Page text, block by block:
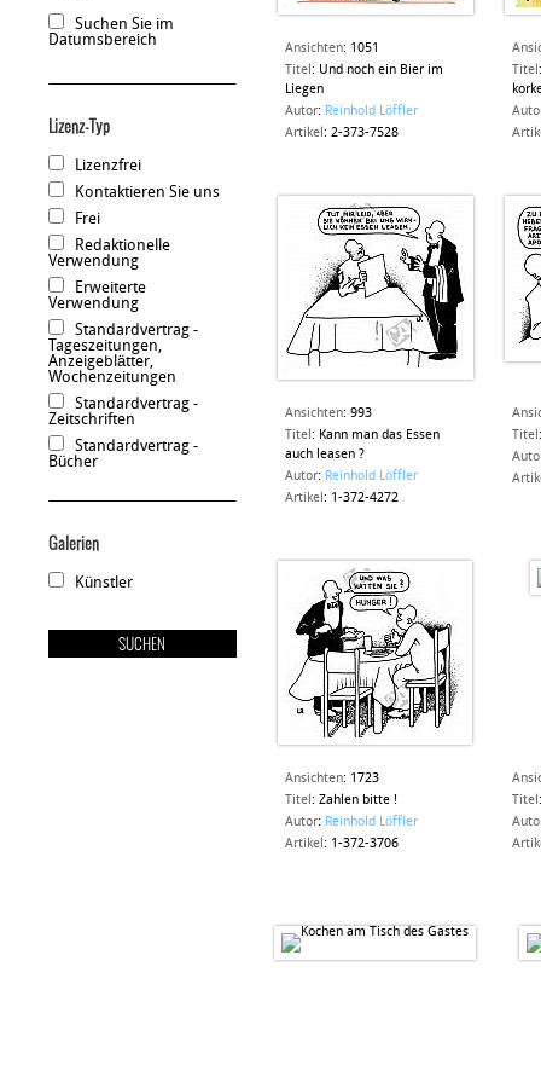
Suchen Sie im
Datumsbereich
Lizenz-Typ
Lizenzfrei
Kontaktieren Sie uns
Frei
Redaktionelle
Verwendung
Erweiterte
Verwendung
Standardvertrag -
Tageszeitungen,
Anzeigeblätter,
Wochenzeitungen
Standardvertrag -
Zeitschriften
Standardvertrag -
Bücher
Galerien
Künstler
Ansichten: 1051
Titel : Und noch ein Bier im
Liegen
Autor: Reinhold Löffler
Artikel : 2-373-7528
Titel
Ansichten: 993
Titel : Kann man das Essen
auch leasen ?
Autor: Reinhold Löffler
Artikel : 1-372-4272
Titel
Ansichten: 1723
Titel : Zahlen bitte !
Autor: Reinhold Löffler
Artikel : 1-372-3706
Titel